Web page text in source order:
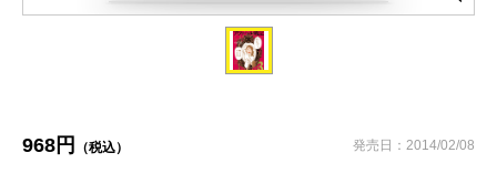
968円 （税込） 発売日：2014/02/08